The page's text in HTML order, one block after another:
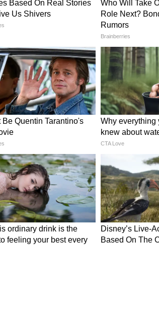
ज्यादा दिखाई
के पीछे सांप
को छोड़ना